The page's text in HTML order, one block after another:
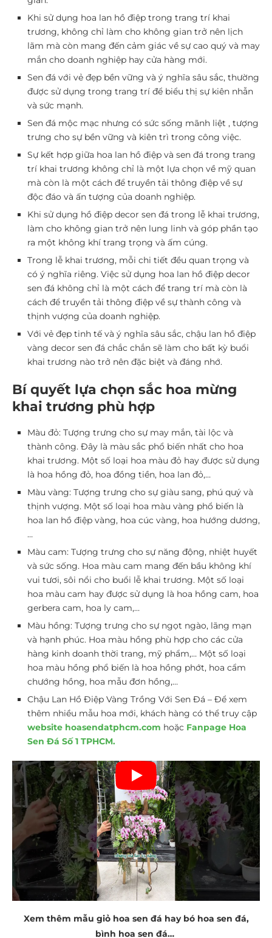
Khi sử dụng hoa lan hồ điệp trong trang trí khai
trương, không chỉ làm cho không gian trở nên lịch
lãm mà còn mang đến cảm giác về sự cao quý và may
mắn cho doanh nghiệp hay cửa hàng mới.
Sen đá với vẻ đẹp bền vững và ý nghĩa sâu sắc, thường
được sử dụng trong trang trí để biểu thị sự kiên nhẫn
và sức mạnh.
Sen đá mộc mạc nhưng có sức sống mãnh liệt , tượng
trưng cho sự bền vững và kiên trì trong công việc.
Sự kết hợp giữa hoa lan hồ điệp và sen đá trong trang
trí khai trương không chỉ là một lựa chọn về mỹ quan
mà còn là một cách để truyền tải thông điệp về sự
độc đáo và ấn tượng của doanh nghiệp.
Khi sử dụng hồ điệp decor sen đá trong lễ khai trương,
làm cho không gian trở nên lung linh và góp phần tạo
ra một không khí trang trọng và ấm cúng.
Trong lễ khai trương, mỗi chi tiết đều quan trọng và
có ý nghĩa riêng. Việc sử dụng hoa lan hồ điệp decor
sen đá không chỉ là một cách để trang trí mà còn là
cách để truyền tải thông điệp về sự thành công và
thịnh vượng của doanh nghiệp.
Với vẻ đẹp tinh tế và ý nghĩa sâu sắc, chậu lan hồ điệp
vàng decor sen đá chắc chắn sẽ làm cho bất kỳ buổi
khai trương nào trở nên đặc biệt và đáng nhớ.
Bí quyết lựa chọn sắc hoa mừng
khai trương phù hợp
Màu đỏ: Tượng trưng cho sự may mắn, tài lộc và
thành công. Đây là màu sắc phổ biến nhất cho hoa
khai trương. Một số loại hoa màu đỏ hay được sử dụng
là hoa hồng đỏ, hoa đồng tiền, hoa lan đỏ,…
Màu vàng: Tượng trưng cho sự giàu sang, phú quý và
thịnh vượng. Một số loại hoa màu vàng phổ biến là
hoa lan hồ điệp vàng, hoa cúc vàng, hoa hướng dương,
…
Màu cam: Tượng trưng cho sự năng động, nhiệt huyết
và sức sống. Hoa màu cam mang đến bầu không khí
vui tươi, sôi nổi cho buổi lễ khai trương. Một số loại
hoa màu cam hay được sử dụng là hoa hồng cam, hoa
gerbera cam, hoa ly cam,…
Màu hồng: Tượng trưng cho sự ngọt ngào, lãng mạn
và hạnh phúc. Hoa màu hồng phù hợp cho các cửa
hàng kinh doanh thời trang, mỹ phẩm,… Một số loại
hoa màu hồng phổ biến là hoa hồng phớt, hoa cẩm
chướng hồng, hoa mẫu đơn hồng,…
Chậu Lan Hồ Điệp Vàng Trồng Với Sen Đá – Để xem
thêm nhiều mẫu hoa mới, khách hàng có thể truy cập
website hoasendatphcm.com hoặc Fanpage Hoa
Sen Đá Số 1 TPHCM.
Xem thêm mẫu giỏ hoa sen đá hay bó hoa sen đá,
bình hoa sen đá…